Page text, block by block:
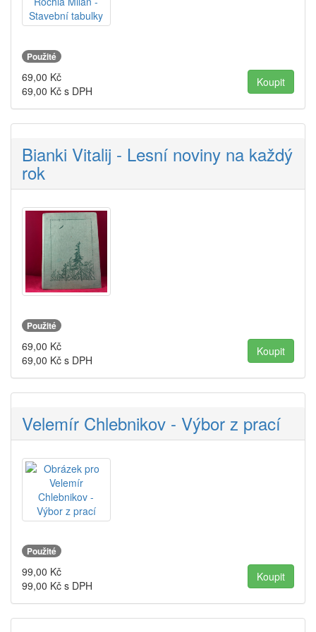
Použité
69,00 Kč
69,00 Kč s DPH
Bianki Vitalij - Lesní noviny na každý
rok
Použité
69,00 Kč
69,00 Kč s DPH
Velemír Chlebnikov - Výbor z prací
Použité
99,00 Kč
99,00 Kč s DPH